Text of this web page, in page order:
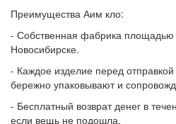
Преимущества Аим кло:
- Собственная фабрика
Новосибирске.
- Каждое изделие перед
бережно упаковывают и
- Бесплатный возврат денег в
если вещь не подошла.